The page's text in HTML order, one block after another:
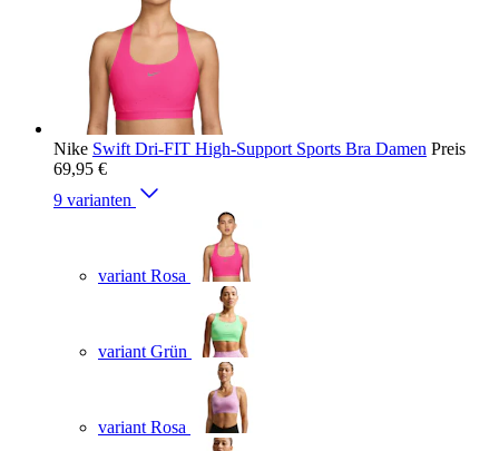
Nike Swift Dri-FIT High-Support Sports Bra Damen Preis
69,95 €
9 varianten
variant Rosa
variant Grün
variant Rosa